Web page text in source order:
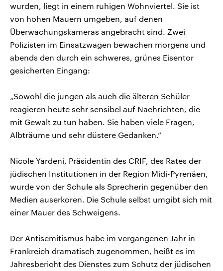
wurden, liegt in einem ruhigen Wohnviertel. Sie ist
von hohen Mauern umgeben, auf denen
Überwachungskameras angebracht sind. Zwei
Polizisten im Einsatzwagen bewachen morgens und
abends den durch ein schweres, grünes Eisentor
gesicherten Eingang:
„Sowohl die jungen als auch die älteren Schüler
reagieren heute sehr sensibel auf Nachrichten, die
mit Gewalt zu tun haben. Sie haben viele Fragen,
Albträume und sehr düstere Gedanken.“
Nicole Yardeni, Präsidentin des CRIF, des Rates der
jüdischen Institutionen in der Region Midi-Pyrenäen,
wurde von der Schule als Sprecherin gegenüber den
Medien auserkoren. Die Schule selbst umgibt sich mit
einer Mauer des Schweigens.
Der Antisemitismus habe im vergangenen Jahr in
Frankreich dramatisch zugenommen, heißt es im
Jahresbericht des Dienstes zum Schutz der jüdischen